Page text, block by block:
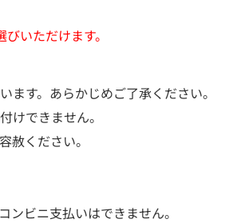
いただけます。
す。あらかじめご了承ください。
けできません。
赦ください。
ビニ支払いはできません。